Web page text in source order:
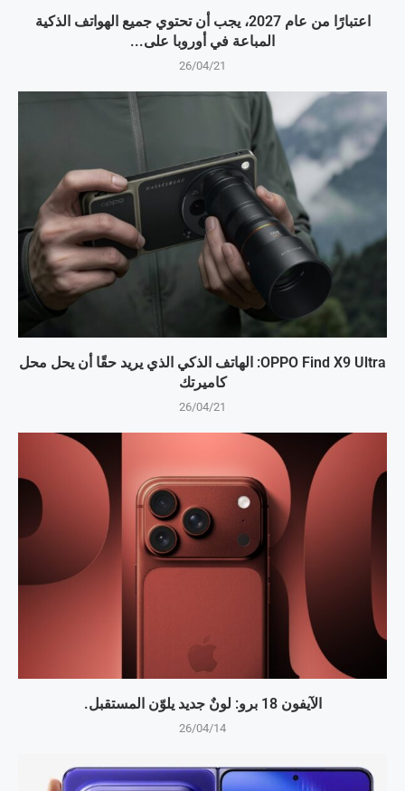
اعتبارًا من عام 2027، يجب أن تحتوي جميع الهواتف الذكية
المباعة في أوروبا على...
26/04/21
OPPO Find X9 Ultra: الهاتف الذكي الذي يريد حقًا أن يحل محل
كاميرتك
26/04/21
الآيفون 18 برو: لونٌ جديد يلوّن المستقبل.
26/04/14